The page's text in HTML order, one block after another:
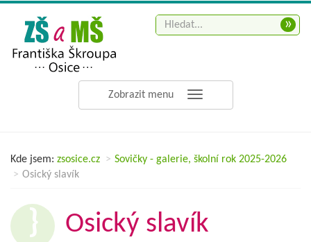
Zobrazit menu
»
Kde jsem: zsosice.cz
Sovičky - galerie, školní rok 2025-2026
Osický slavík
Osický slavík